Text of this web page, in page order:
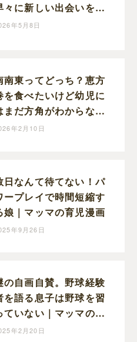
々に新しい出会いを待
切り替えの早い娘｜マ
年5月8日
南東ってどっち？恵方
を食べたいけど幼児に
まだ方角がわからない
マッマの育児漫画
年2月10日
日なんて待てない！パ
ープレイで時間短縮す
娘｜マッマの育児漫画
年9月26日
の自画自賛。野球経験
を語る息子は野球を習
ていない｜マッマの育
漫画
年2月20日